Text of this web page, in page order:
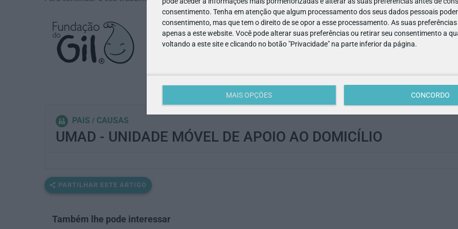
consentimento. Tenha em atenção que algum processamento dos seus dados pessoais
consentimento, mas que tem o direito de se opor a esse processamento. As suas
apenas a este website. Você pode alterar suas preferências ou retirar seu consentimento a
voltando a este site e clicando no botão "Privacidade" na parte inferior da página.
MAIS OPÇÕES CONCORDO
PAIS CAUSAS
UMAD - UNIDADE MÓVEL DE APOIO AO DOMICÍLIO
PARTILHAR ESTE ARTIGO
Também lhe pode interessar